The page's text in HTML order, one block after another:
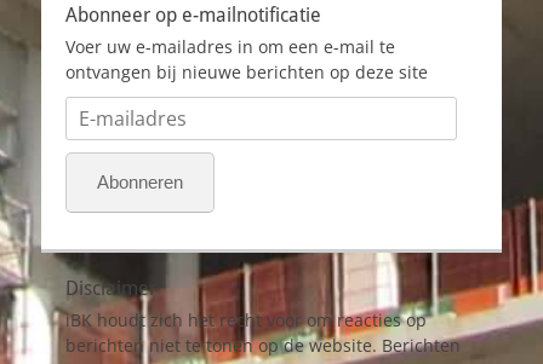
Abonneer op e-mailnotificatie
Voer uw e-mailadres in om een e-mail te
ontvangen bij nieuwe berichten op deze site
mailadres
Abonneren
Disclaimer
iBK houdt zich het recht voor om reacties op
berichten niet te tonen op de website. Berichten